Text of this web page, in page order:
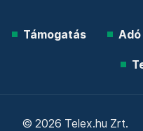
Támogatás Adó
© 2026 Telex.hu Zrt.